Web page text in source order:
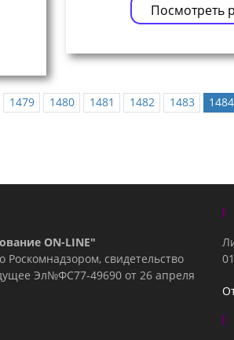
Посмотреть
1479 1480 1481 1482 1483 1484
ON-LINE"
Роскомнадзором, свидетельство
Эл№ФC77-49690 от 26 апреля